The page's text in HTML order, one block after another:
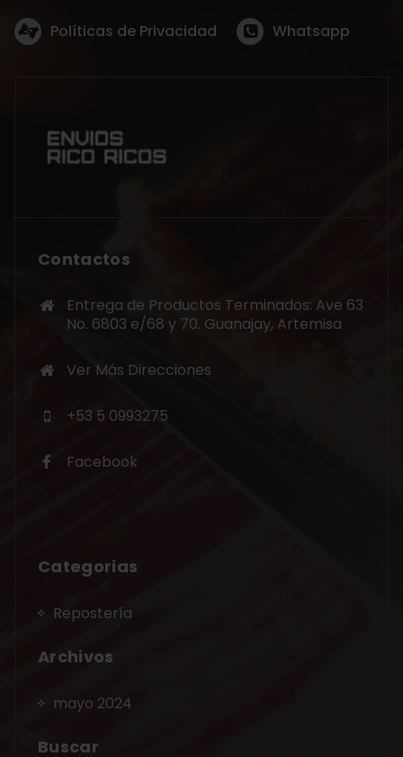
Políticas de Privacidad Whatsapp
Contactos
Entrega de Productos Terminados: Ave 63
No. 6803 e/68 y 70. Guanajay, Artemisa
Ver Más Direcciones
+53 5 0993275
Facebook
Categorias
Repostería
Archivos
mayo 2024
Buscar